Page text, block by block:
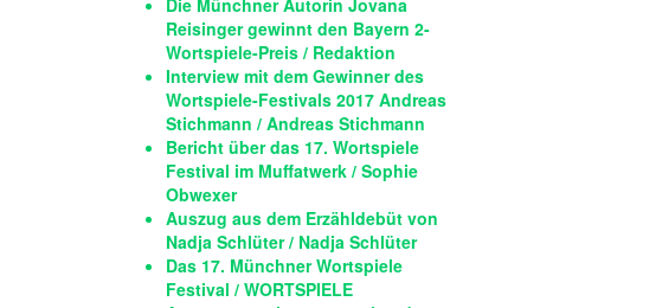
Die Münchner Autorin Jovana
Reisinger gewinnt den Bayern 2-
Wortspiele-Preis / Redaktion
Interview mit dem Gewinner des
Wortspiele-Festivals 2017 Andreas
Stichmann / Andreas Stichmann
Bericht über das 17. Wortspiele
Festival im Muffatwerk / Sophie
Obwexer
Auszug aus dem Erzähldebüt von
Nadja Schlüter / Nadja Schlüter
Das 17. Münchner Wortspiele
Festival / WORTSPIELE